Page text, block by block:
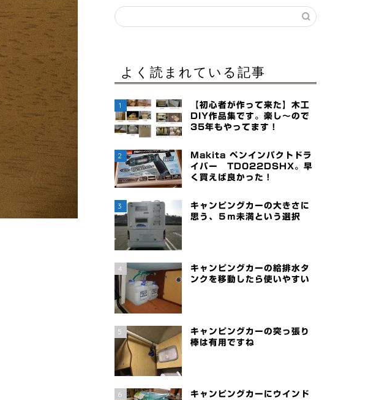
よく読まれている記事
1
【初心者が作って来た】木工
DIY作品集です。楽し～ので
35年もやってます！
2
Makita ペンインパクトドラ
イバー TD022DSHX。早
く買えば良かった！
3
キャンピングカーの大きさに
思う、５ｍ未満という選択
4
キャンピングカーの給排水タ
ンクを移動したら使いやすい
5
キャンピングカーの突っ張り
棒は有用ですね
6
キャンピングカーにウインド